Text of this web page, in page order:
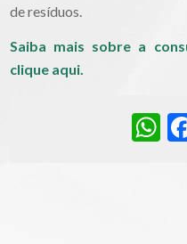
de resíduos.
Saiba mais sobre a
clique aqui.